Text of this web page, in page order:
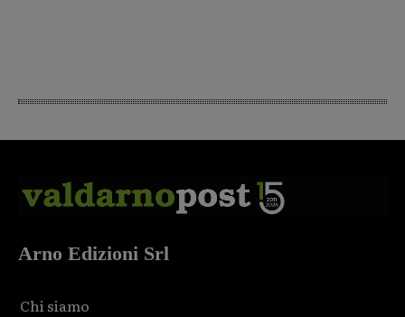
Arno Edizioni Srl
Chi siamo